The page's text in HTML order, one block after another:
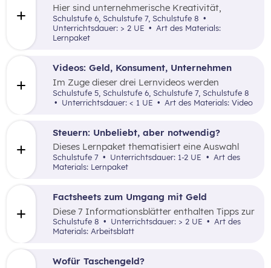
Videos: Geld, Konsument, Unternehmen
Im Zuge dieser drei Lernvideos werden
Schüler:innen die Themen Geld, Konsum und
Unternehmertum nähergebracht.
Schulstufe 5, Schulstufe 6, Schulstufe 7, Schulstufe 8
Unterrichtsdauer: < 1 UE
Art des Materials: Video
Steuern: Unbeliebt, aber notwendig?
Dieses Lernpaket thematisiert eine Auswahl
wichtiger Steuern und beleuchtet, wie
vielschichtig wir schon früh in den
Schulstufe 7 Unterrichtsdauer: 1-2 UE
Materials: Lernpaket
Hier sind unternehmerische Kreativität,
gründliche Planung und Aktivität gefordert.
Schulstufe 6, Schulstufe 7, Schulstufe 8
Unterrichtsdauer: > 2 UE
Art des Materials:
Lernpaket
Factsheets zum Umgang mit Geld
Diese 7 Informationsblätter enthalten Tipps zur
Finanzplanung und Ideen zur praktischen
Anwendung im Unterricht.
Schulstufe 8 Unterrichtsdauer: > 2 UE
Art des
Materials: Arbeitsblatt
Wofür Taschengeld?